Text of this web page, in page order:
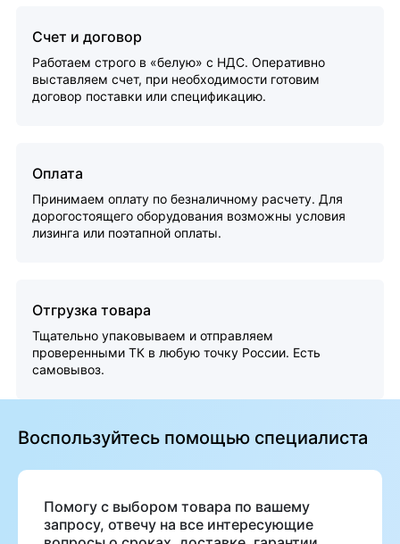
Счет и договор
Работаем строго в «белую» с НДС. Оперативно
выставляем счет, при необходимости готовим
договор поставки или спецификацию.
Оплата
Принимаем оплату по безналичному расчету. Для
дорогостоящего оборудования возможны условия
лизинга или поэтапной оплаты.
Отгрузка товара
Тщательно упаковываем и отправляем
проверенными ТК в любую точку России. Есть
самовывоз.
Воспользуйтесь помощью специалиста
Помогу с выбором товара по вашему
запросу, отвечу на все интересующие